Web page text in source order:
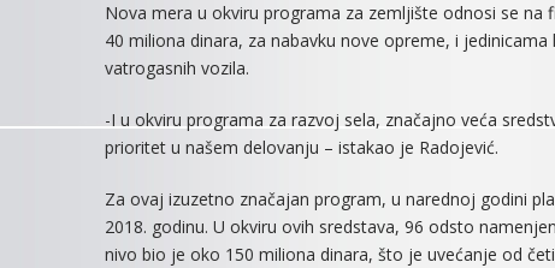
Nova mera u okviru programa za zemljište odnosi se
40 miliona dinara, za nabavku nove opreme, i
vatrogasnih vozila.
-I u okviru programa za razvoj sela, značajno veća
prioritet u našem delovanju – istakao je Radojević.
Za ovaj izuzetno značajan program, u narednoj godini
2018. godinu. U okviru ovih sredstava, 96 odsto
nivo bio je oko 150 miliona dinara, što je uvećanje od